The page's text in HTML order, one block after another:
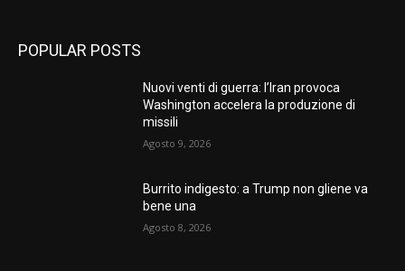
POPULAR POSTS
Nuovi venti di guerra: l’Iran provoca
Washington accelera la produzione di
missili
Agosto 9, 2026
Burrito indigesto: a Trump non gliene va
bene una
Agosto 8, 2026